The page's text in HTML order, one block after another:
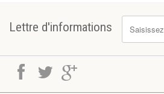
Lettre d'informations